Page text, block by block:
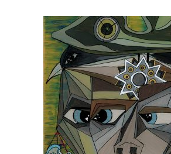
lei375,00
ADAUGĂ ÎN COȘ